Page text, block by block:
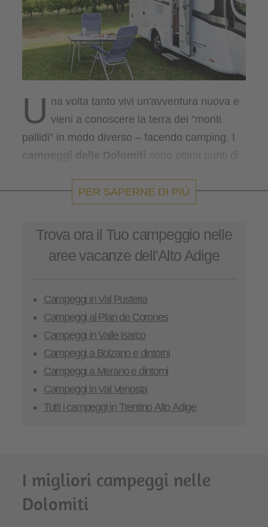
U na volta tanto vivi un'avventura nuova e
vieni a conoscere la terra dei “monti
pallidi” in modo diverso – facendo camping. I
campeggi delle Dolomiti sono ottimi punti di
e cultura di quest'area vacanze. Qui è
PER SAPERNE DI PIÚ
Trova ora il Tuo campeggio nelle
aree vacanze dell'Alto Adige
Campeggi in Val Pusteria
Campeggi al Plan de Corones
Campeggi in Valle Isarco
Campeggi a Bolzano e dintorni
Campeggi a Merano e dintorni
Campeggi in Val Venosta
Tutti i campeggi in Trentino Alto Adige
I migliori campeggi nelle
Dolomiti